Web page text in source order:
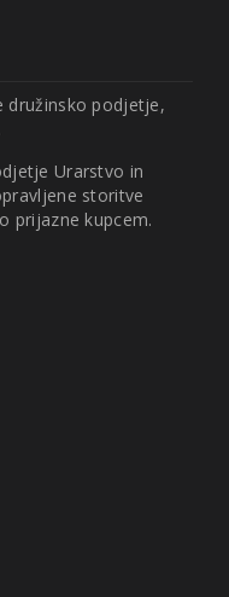
družinsko podjetje,
Urarstvo in
storitve
prijazne kupcem.